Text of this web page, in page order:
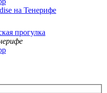
прогулка